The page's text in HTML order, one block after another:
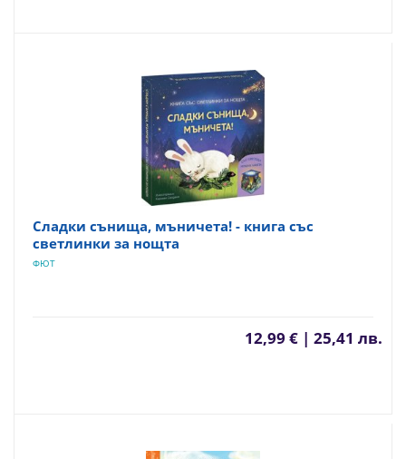
Сладки сънища, мъничета! - книга със
светлинки за нощта
ФЮТ
12,99 € | 25,41 лв.